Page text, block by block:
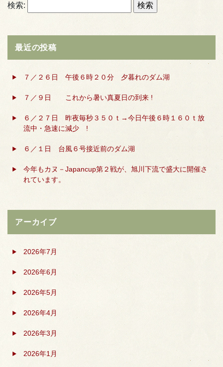
検索:
最近の投稿
７／２６日 午後６時２０分 夕暮れのダム湖
７／９日 これから暑い真夏日の到来 !
６／２７日 昨夜毎秒３５０ｔ→今日午後６時１６０ｔ放
流中・急速に減少 !
６／１日 台風６号接近前のダム湖
今年もカヌ－Japancup第２戦が、旭川下流で盛大に開催さ
れています。
アーカイブ
2026年7月
2026年6月
2026年5月
2026年4月
2026年3月
2026年1月